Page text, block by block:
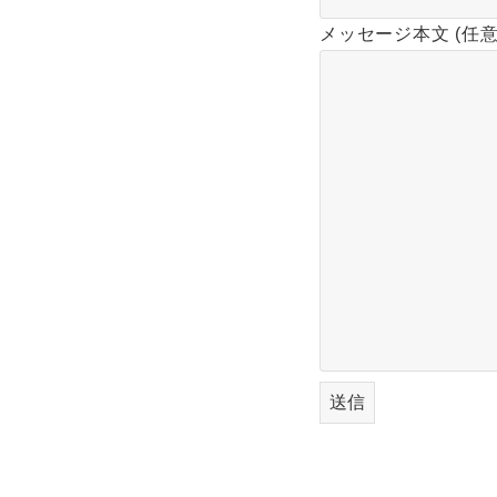
メッセージ本文 (任